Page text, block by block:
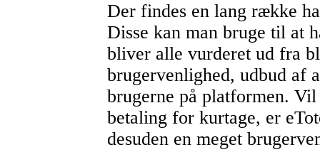
Der findes en lang række
Disse kan man bruge til at
bliver alle vurderet ud fra
brugervenlighed, udbud af
brugerne på platformen. Vil
betaling for kurtage, er
desuden en meget